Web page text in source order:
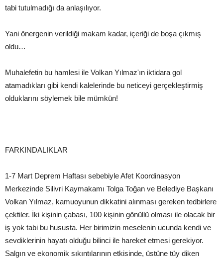
tabi tutulmadığı da anlaşılıyor.
Yani önergenin verildiği makam kadar, içeriği de boşa çıkmış
oldu…
Muhalefetin bu hamlesi ile Volkan Yılmaz'ın iktidara gol
atamadıkları gibi kendi kalelerinde bu neticeyi gerçekleştirmiş
olduklarını söylemek bile mümkün!
FARKINDALIKLAR
1-7 Mart Deprem Haftası sebebiyle Afet Koordinasyon
Merkezinde Silivri Kaymakamı Tolga Toğan ve Belediye Başkanı
Volkan Yılmaz, kamuoyunun dikkatini alınması gereken tedbirlere
çektiler. İki kişinin çabası, 100 kişinin gönüllü olması ile olacak bir
iş yok tabi bu hususta. Her birimizin meselenin ucunda kendi ve
sevdiklerinin hayatı olduğu bilinci ile hareket etmesi gerekiyor.
Salgın ve ekonomik sıkıntılarının etkisinde, üstüne tüy diken